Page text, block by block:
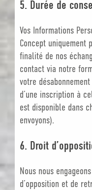
5. Durée de
Vos Informations
Concept uniquement
finalité de nos
contact via notre
votre
d’une inscription à
est disponible dans
envoyons).
6. Droit
Nous nous
d’opposition et de